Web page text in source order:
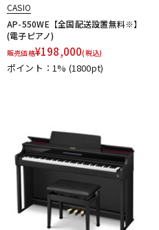
CASIO
AP-550WE【全国配送設置無料※】
(電子ピアノ)
販売価格¥198,000(税込)
ポイント：1% (1800pt)